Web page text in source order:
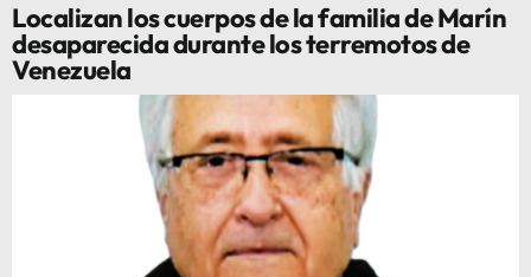
Localizan los cuerpos de la familia de Marín
desaparecida durante los terremotos de
Venezuela